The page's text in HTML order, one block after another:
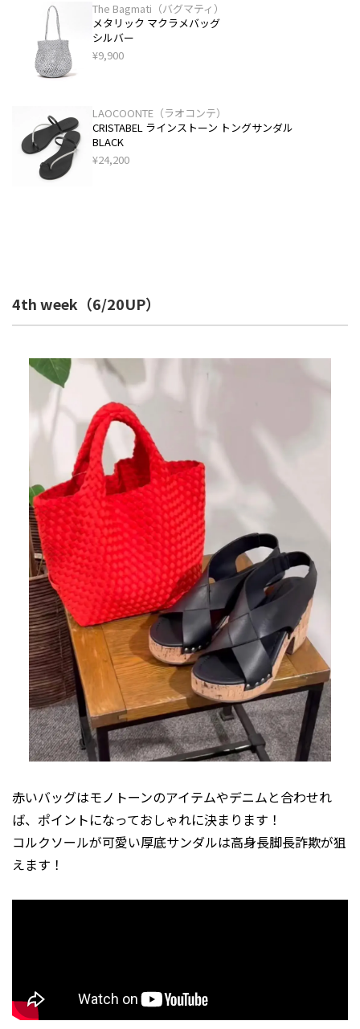
The Bagmati（バグマティ）
メタリック マクラメバッグ
シルバー
¥9,900
LAOCOONTE（ラオコンテ）
CRISTABEL ラインストーン トングサンダル
BLACK
¥24,200
4th week（6/20UP）
赤いバッグはモノトーンのアイテムやデニムと合わせれ
ば、ポイントになっておしゃれに決まります！
コルクソールが可愛い厚底サンダルは高身長脚長詐欺が狙
えます！